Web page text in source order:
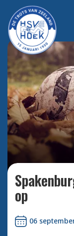
op
06